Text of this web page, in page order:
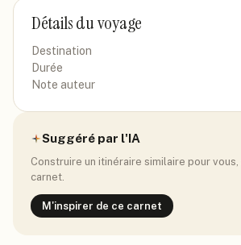
Détails du voyage
Destination
Durée
Note auteur
Suggéré par l'IA
Construire un itinéraire similaire pour
carnet.
M'inspirer de ce carnet